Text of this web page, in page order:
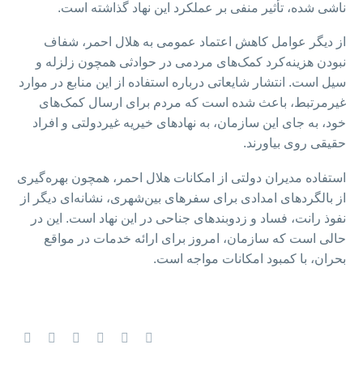
ناشی شده، تأثیر منفی بر عملکرد این نهاد گذاشته است.
از دیگر عوامل کاهش اعتماد عمومی به هلال احمر، شفاف
نبودن هزینه‌کرد کمک‌های مردمی در حوادثی همچون زلزله و
سیل است. انتشار شایعاتی درباره استفاده از این منابع در موارد
غیرمرتبط، باعث شده است که مردم برای ارسال کمک‌های
خود، به جای این سازمان، به نهادهای خیریه غیردولتی و افراد
حقیقی روی بیاورند.
استفاده مدیران دولتی از امکانات هلال احمر، همچون بهره‌گیری
از بالگردهای امدادی برای سفرهای بین‌شهری، نشانه‌ای دیگر از
نفوذ رانت، فساد و زدوبندهای جناحی در این نهاد است. این در
حالی است که سازمان، امروز برای ارائه خدمات در مواقع
بحران، با کمبود امکانات مواجه است.